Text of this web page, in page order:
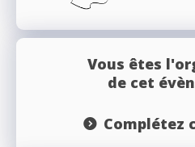
Vous êtes
de cet
Complétez